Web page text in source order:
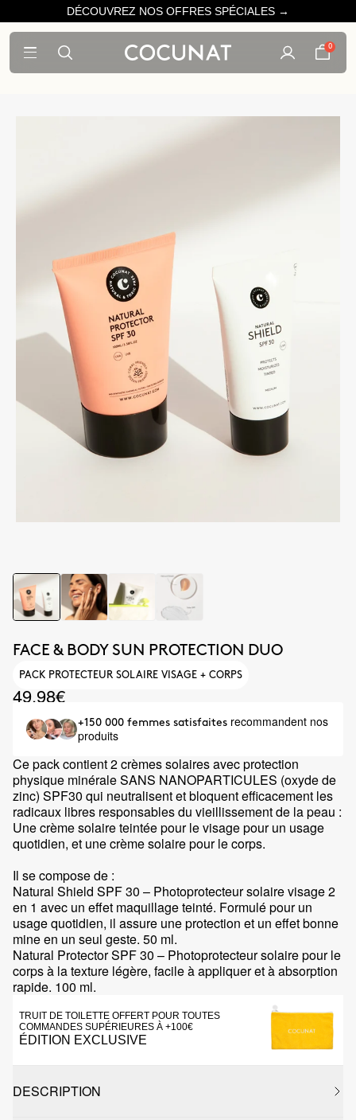
DÉCOUVREZ NOS OFFRES SPÉCIALES →
0
FACE & BODY SUN PROTECTION DUO
PACK PROTECTEUR SOLAIRE VISAGE + CORPS
49.98€
+150 000 femmes satisfaites recommandent nos
produits
Ce pack contient 2 crèmes solaires avec protection
physique minérale SANS NANOPARTICULES (oxyde de
zinc) SPF30 qui neutralisent et bloquent efficacement les
radicaux libres responsables du vieillissement de la peau :
Une crème solaire teintée pour le visage pour un usage
quotidien, et une crème solaire pour le corps.
Il se compose de :
Natural Shield SPF 30 – Photoprotecteur solaire visage 2
en 1 avec un effet maquillage teinté. Formulé pour un
usage quotidien, il assure une protection et un effet bonne
mine en un seul geste. 50 ml.
Natural Protector SPF 30 – Photoprotecteur solaire pour le
corps à la texture légère, facile à appliquer et à absorption
rapide. 100 ml.
TRUIT DE TOILETTE OFFERT POUR TOUTES
COMMANDES SUPÉRIEURES À +100€
ÉDITION EXCLUSIVE
DESCRIPTION